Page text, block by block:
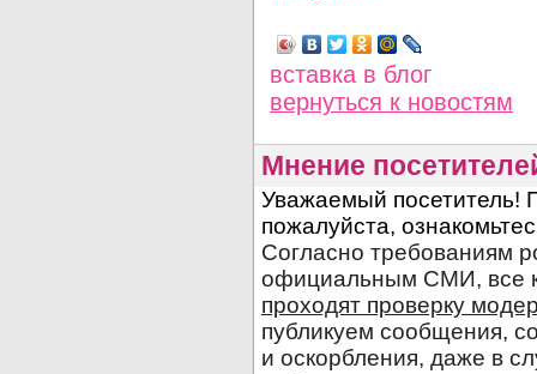
вставка в блог
вернуться к новостям
Мнение